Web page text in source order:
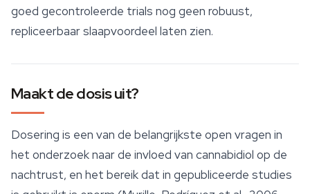
goed gecontroleerde trials nog geen robuust,
repliceerbaar slaapvoordeel laten zien.
Maakt de dosis uit?
Dosering is een van de belangrijkste open vragen in
het onderzoek naar de invloed van cannabidiol op de
nachtrust, en het bereik dat in gepubliceerde studies